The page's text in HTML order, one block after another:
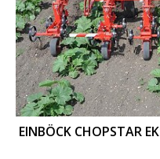
EINBÖCK CHOPSTAR